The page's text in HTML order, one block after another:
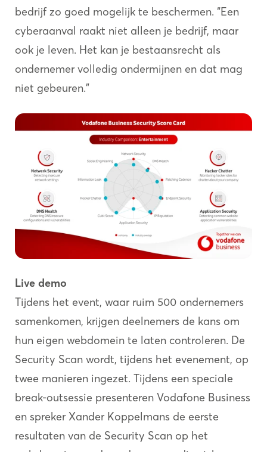
bedrijf zo goed mogelijk te beschermen. “Een
cyberaanval raakt niet alleen je bedrijf, maar
ook je leven. Het kan je bestaansrecht als
ondernemer volledig ondermijnen en dat mag
niet gebeuren.”
Live demo
Tijdens het event, waar ruim 500 ondernemers
samenkomen, krijgen deelnemers de kans om
hun eigen webdomein te laten controleren. De
Security Scan wordt, tijdens het evenement, op
twee manieren ingezet. Tijdens een speciale
break-outsessie presenteren Vodafone Business
en spreker Xander Koppelmans de eerste
resultaten van de Security Scan op het